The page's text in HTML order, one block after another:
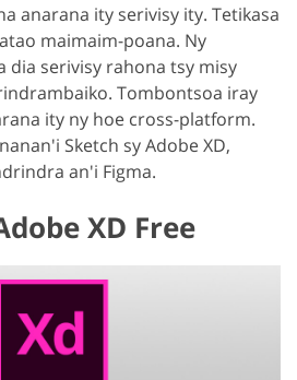
anarana ity serivisy ity. Tetikasa
maimaim-poana. Ny
dia serivisy rahona tsy misy
Tombontsoa iray
ity ny hoe cross-platform.
Sketch sy Adobe XD,
an'i Figma.
XD Free